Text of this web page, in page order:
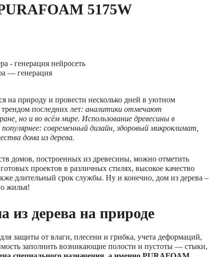
5175W
— генерация
на природу и провести несколько дней в уютном
последних лет: аналитики отмечают
но и во всём мире. Использование древесины в
современный дизайн, здоровый микроклимат,
дома из дерева.
домов, построенных из древесины, можно отметить
проектов в различных стилях, высокое качество
длительный срок службы. Ну и конечно, дом из дерева –
жилья!
из дерева на природе
защиты от влаги, плесени и грибка, учета деформаций,
заполнить возникающие полости и пустоты — стыки,